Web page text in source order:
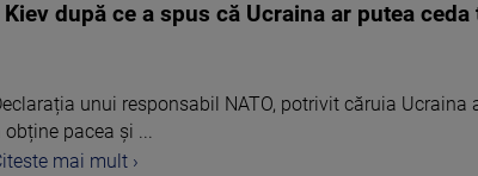
după ce a spus că Ucraina ar putea
unui responsabil NATO, potrivit căruia Ucraina
obține pacea și ...
mai mult ›